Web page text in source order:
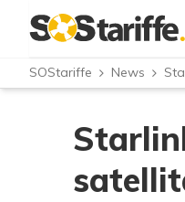
SOStariffe News